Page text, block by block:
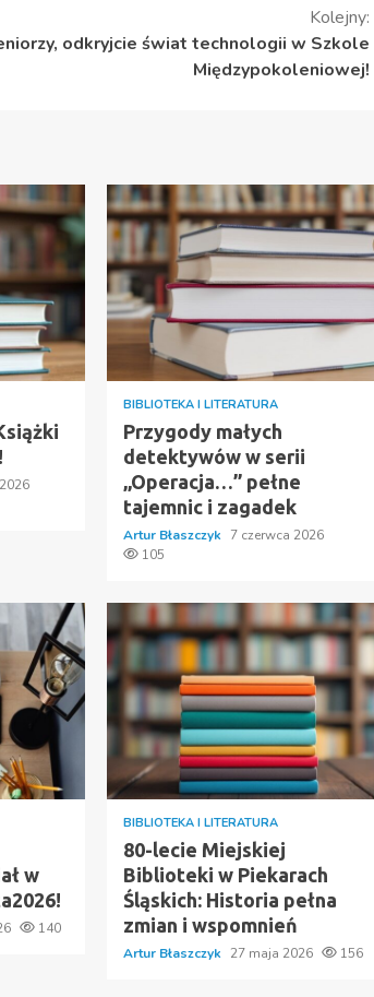
Kolejny:
odkryjcie świat technologii w Szkole
Międzypokoleniowej!
BIBLIOTEKA I LITERATURA
Przygody małych
detektywów w serii
„Operacja…” pełne
tajemnic i zagadek
Artur Błaszczyk 7 czerwca 2026
105
w
140
BIBLIOTEKA I LITERATURA
80-lecie Miejskiej
Biblioteki w Piekarach
Śląskich: Historia pełna
zmian i wspomnień
Artur Błaszczyk 27 maja 2026 156